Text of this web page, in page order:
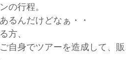
の行程。
るんだけどなぁ・・
方、
自身でツアーを造成して、販